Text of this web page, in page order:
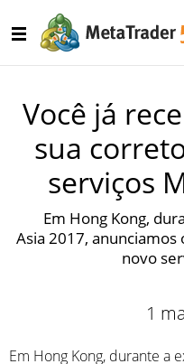
Você já
sua
serviços
Em Hong Kong,
Asia 2017,
novo
1
Em Hong Kong, durante a